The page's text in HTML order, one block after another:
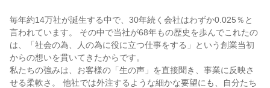
毎年約14万社が誕生する中で、30年続く会社はわずか0.025％と
言われています。 その中で当社が68年もの歴史を歩んでこれたの
は、「社会の為、人の為に役に立つ仕事をする」という創業当初
からの想いを貫いてきたからです。
私たちの強みは、お客様の「生の声」を直接聞き、事業に反映さ
せる柔軟さ。 他社では外注するような細かな要望にも、自分たち